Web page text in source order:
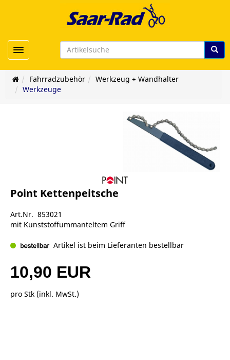
Toggle navigation
Fahrradzubehör
Werkzeug + Wandhalter
Werkzeuge
Point Kettenpeitsche
Art.Nr. 853021
mit Kunststoffummanteltem Griff
Artikel ist beim Lieferanten bestellbar
10,90 EUR
pro Stk (inkl. MwSt.)